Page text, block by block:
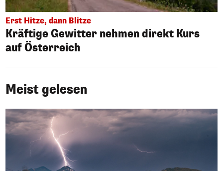
Erst Hitze, dann Blitze
Kräftige Gewitter nehmen direkt Kurs
auf Österreich
Meist gelesen